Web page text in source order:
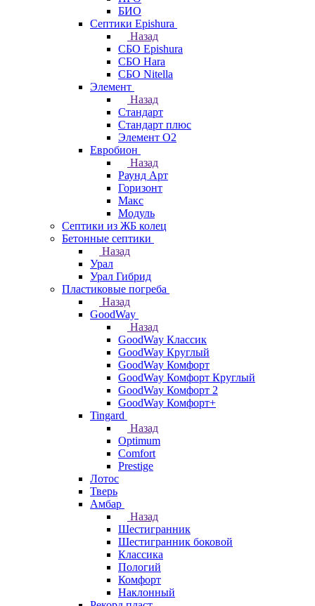
БИО
Септики Epishura
Назад
СБО Epishura
СБО Hara
СБО Nitella
Элемент
Назад
Стандарт
Стандарт плюс
Элемент О2
Евробион
Назад
Раунд Арт
Горизонт
Макс
Модуль
Септики из ЖБ колец
Бетонные септики
Назад
Урал
Урал Гибрид
Пластиковые погреба
Назад
GoodWay
Назад
GoodWay Классик
GoodWay Круглый
GoodWay Комфорт
GoodWay Комфорт Круглый
GoodWay Комфорт 2
GoodWay Комфорт+
Tingard
Назад
Optimum
Comfort
Prestige
Лотос
Тверь
Амбар
Назад
Шестигранник
Шестигранник боковой
Классика
Пологий
Комфорт
Наклонный